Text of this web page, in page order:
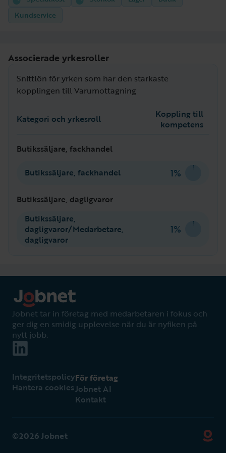
Kundservice
Associerade yrkesroller
Snittlön för yrken som har den starkaste
kopplingen till Varumottagning
Kategori och yrkesroll
Koppling till
kompetens
Butikssäljare, fackhandel
Butikssäljare, fackhandel
1%
Butikssäljare, dagligvaror
Butikssäljare,
dagligvaror/Medarbetare,
dagligvaror
1%
Jobnet tar in företag med medarbetaren i fokus och
ger dig en smidig upplevelse när du är nyfiken på
nytt jobb.
Integritetspolicy
Hantera cookies
För företag
Jobnet AI
Kontakt
©2026 Jobnet